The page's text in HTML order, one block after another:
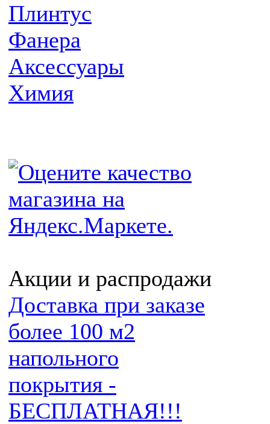
Плинтус
Фанера
Аксессуары
Химия
Акции и распродажи
Доставка при заказе
более 100 м2
напольного
покрытия -
БЕСПЛАТНАЯ!!!